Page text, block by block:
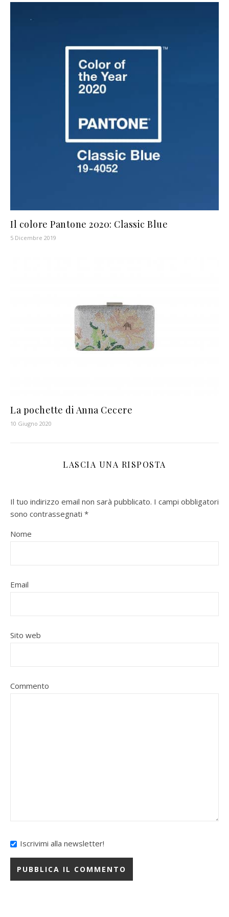
Il colore Pantone 2020: Classic Blue
5 Dicembre 2019
La pochette di Anna Cecere
10 Giugno 2020
LASCIA UNA RISPOSTA
Il tuo indirizzo email non sarà pubblicato. I campi obbligatori
sono contrassegnati *
Nome
Email
Sito web
Commento
Iscrivimi alla newsletter!